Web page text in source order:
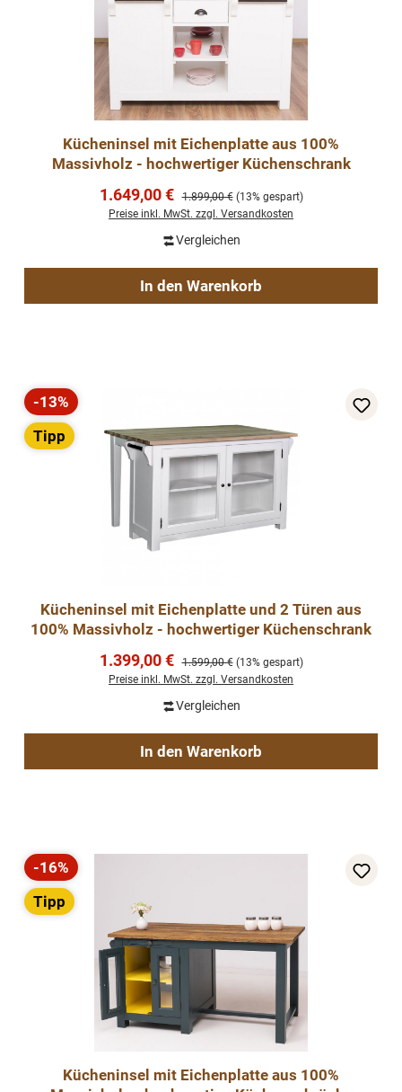
Kücheninsel mit Eichenplatte aus 100%
Massivholz - hochwertiger Küchenschrank
Verkaufspreis:
1.649,00 € Regulärer Preis:
1.899,00 € (13% gespart)
Preise inkl. MwSt. zzgl. Versandkosten
Vergleichen
In den Warenkorb
Rabatt
-13%
Tipp
Kücheninsel mit Eichenplatte und 2 Türen aus
100% Massivholz - hochwertiger Küchenschrank
Verkaufspreis:
1.399,00 € Regulärer Preis:
1.599,00 € (13% gespart)
Preise inkl. MwSt. zzgl. Versandkosten
Vergleichen
In den Warenkorb
Rabatt
-16%
Tipp
Kücheninsel mit Eichenplatte aus 100%